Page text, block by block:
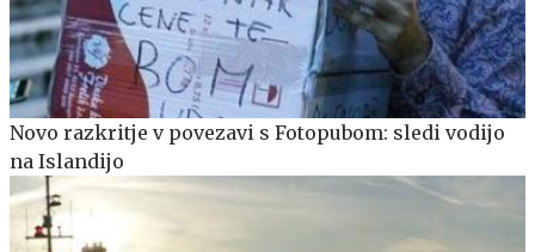
Novo razkritje v povezavi s Fotopubom: sledi vodijo
na Islandijo